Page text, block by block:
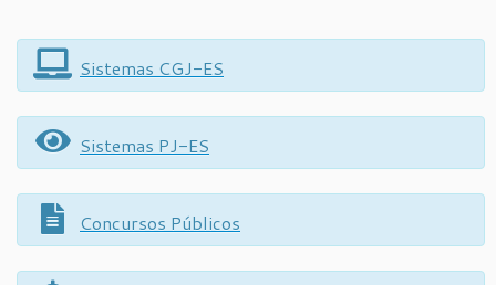
Sistemas CGJ-ES
Sistemas PJ-ES
Concursos Públicos